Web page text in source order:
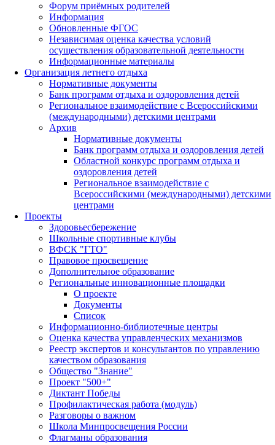
Форум приёмных родителей
Информация
Обновленные ФГОС
Независимая оценка качества условий
осуществления образовательной деятельности
Информационные материалы
Организация летнего отдыха
Нормативные документы
Банк программ отдыха и оздоровления детей
Региональное взаимодействие с Всероссийскими
(международными) детскими центрами
Архив
Нормативные документы
Банк программ отдыха и оздоровления детей
Областной конкурс программ отдыха и
оздоровления детей
Региональное взаимодействие с
Всероссийскими (международными) детскими
центрами
Проекты
Здоровьесбережение
Школьные спортивные клубы
ВФСК "ГТО"
Правовое просвещение
Дополнительное образование
Региональные инновационные площадки
О проекте
Документы
Список
Информационно-библиотечные центры
Оценка качества управленческих механизмов
Реестр экспертов и консультантов по управлению
качеством образования
Общество "Знание"
Проект "500+"
Диктант Победы
Профилактическая работа (модуль)
Разговоры о важном
Школа Минпросвещения России
Флагманы образования